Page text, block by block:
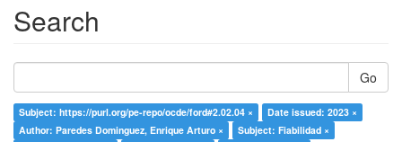
Search
Go
Subject: https://purl.org/pe-repo/ocde/ford#2.02.04 ×
Date issued: 2023 ×
Author: Paredes Dominguez, Enrique Arturo ×
Subject: Fiabilidad ×